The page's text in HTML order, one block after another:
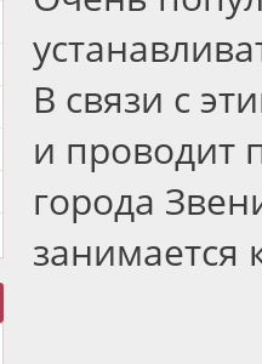
В связи с
и проводит
города
занимается